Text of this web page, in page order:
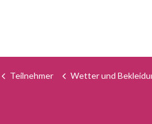
Teilnehmer Wetter und